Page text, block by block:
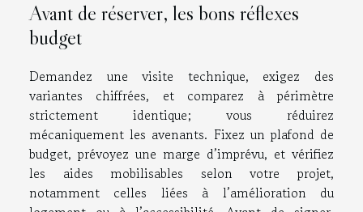
Avant de réserver, les bons réflexes
budget
Demandez une visite technique, exigez des
variantes chiffrées, et comparez à périmètre
strictement identique; vous réduirez
mécaniquement les avenants. Fixez un plafond de
budget, prévoyez une marge d’imprévu, et vérifiez
les aides mobilisables selon votre projet,
notamment celles liées à l’amélioration du